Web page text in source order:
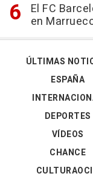
El FC
en
ÚLTIMAS
ESPAÑA
DEPORTES
VÍDEOS
CHANCE